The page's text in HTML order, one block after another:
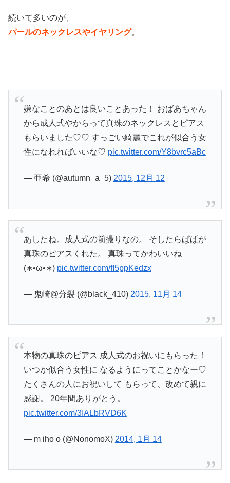
続いて多いのが、
パールのネックレスやイヤリング。
嫌なことのあとは良いことあった！ おばあちゃん
から成人式やからって真珠のネックレスとピアス
もらいました♡♡ すっごい綺麗でこれが似合う女
性になれればいいな♡ pic.twitter.com/Y8bvrc5aBc
— 亜希 (@autumn_a_5) 2015, 12月 12
あしたね。成人式の前撮りなの。 そしたらぱぱが
真珠のピアスくれた。 真珠ってかわいいね
(∗•ω•∗) pic.twitter.com/fI5ppKedzx
— 鬼崎@分裂 (@black_410) 2015, 11月 14
本物の真珠のピアス 成人式のお祝いにもらった！
いつか似合う女性に なるようにってことかなー♡
たくさんの人にお祝いして もらって、改めて親に
感謝。 20年間ありがとう。
pic.twitter.com/3IALbRVD6K
— m iho o (@NonomoX) 2014, 1月 14